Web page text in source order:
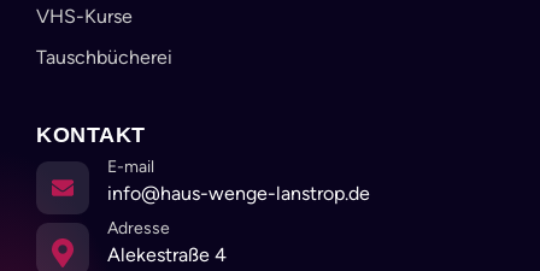
VHS-Kurse
Tauschbücherei
KONTAKT
E-mail
info@haus-wenge-lanstrop.de
Adresse
Alekestraße 4